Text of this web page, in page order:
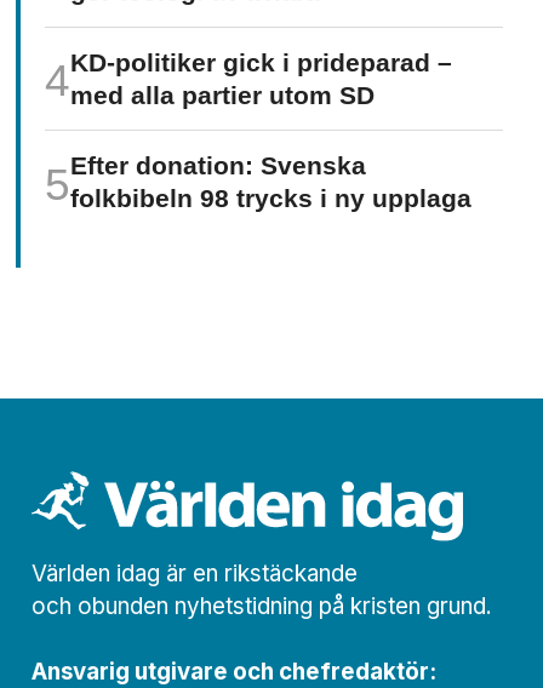
KD-politiker gick i prideparad –
med alla partier utom SD
Efter donation: Svenska
folkbibeln 98 trycks i ny upplaga
Världen idag är en rikstäckande
och obunden nyhets­­­tidning på kristen grund.
Ansvarig utgivare och chef­redaktör: